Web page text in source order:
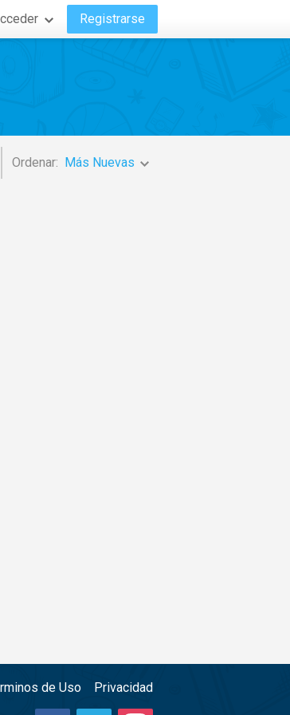
Registrarse
Ordenar: Más Nuevas
de Uso Privacidad